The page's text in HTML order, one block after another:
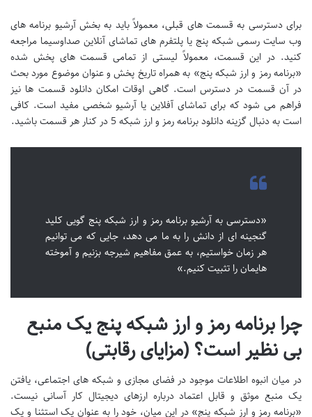
برای دسترسی به قسمت های قبلی، معمولاً باید به بخش آرشیو برنامه های
وب سایت رسمی شبکه پنج یا پلتفرم های تماشای آنلاین صداوسیما مراجعه
کنید. در این قسمت، معمولاً لیستی از تمامی قسمت های پخش شده
«برنامه رمز و ارز شبکه پنج» به همراه تاریخ پخش و عنوان موضوع مورد بحث
در آن قسمت در دسترس است. گاهی اوقات امکان دانلود قسمت ها نیز
فراهم می شود که برای تماشای آفلاین یا آرشیو شخصی مفید است. کافی
است به دنبال گزینه دانلود برنامه رمز و ارز شبکه 5 در کنار هر قسمت باشید.
«دسترسی به آرشیو برنامه رمز و ارز شبکه پنج گویی کلید
گنجینه ای از دانش را به ما می دهد، جایی که می توانیم
هر زمان خواستیم، به عمق مفاهیم شیرجه بزنیم و آموخته
هایمان را تثبیت کنیم.»
چرا برنامه رمز و ارز شبکه پنج یک منبع
بی نظیر است؟ (مزایای رقابتی)
در میان انبوه اطلاعات موجود در فضای مجازی و شبکه های اجتماعی، یافتن
یک منبع موثق و قابل اعتماد درباره ارزهای دیجیتال کار آسانی نیست.
«برنامه رمز و ارز شبکه پنج» در این میان، خود را به عنوان یک استثنا و یک